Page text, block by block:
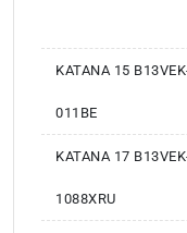
KATANA 15
011BE
KATANA 17
1088XRU